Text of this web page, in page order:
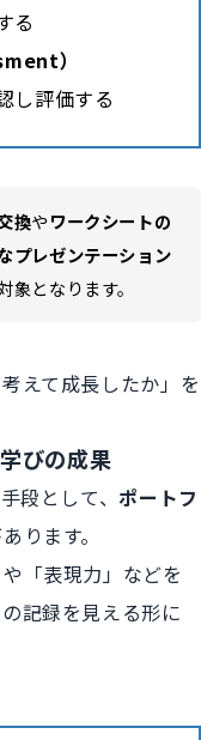
る
）
し評価する
換やワークシートの
プレゼンテーション
象となります。
えて成長したか」を
びの成果
段として、ポートフ
ります。
「表現力」などを
記録を見える形に